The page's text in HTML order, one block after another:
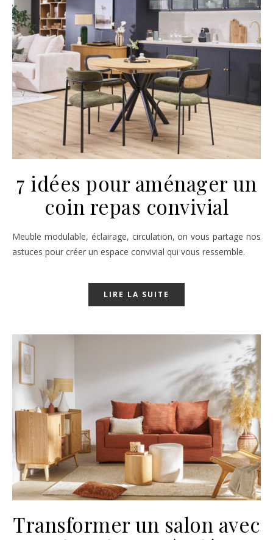
7 idées pour aménager un
coin repas convivial
Meuble modulable, éclairage, circulation, on vous partage nos
astuces pour créer un espace convivial qui vous ressemble.
LIRE LA SUITE
Transformer un salon avec